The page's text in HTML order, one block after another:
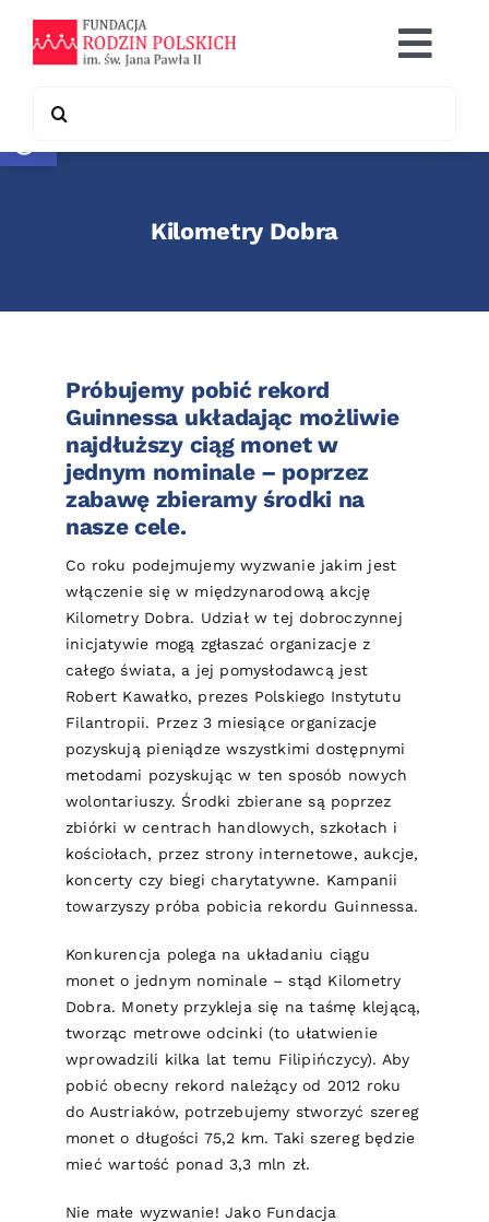
Otwórz pasek narzędzi
content
Co robimy
for:
Kilometry Dobra
Próbujemy pobić rekord
Guinnessa układając możliwie
najdłuższy ciąg monet w
jednym nominale – poprzez
zabawę zbieramy środki na
nasze cele.
Co roku podejmujemy wyzwanie jakim jest
włączenie się w międzynarodową akcję
Kilometry Dobra. Udział w tej dobroczynnej
inicjatywie mogą zgłaszać organizacje z
całego świata, a jej pomysłodawcą jest
Robert Kawałko, prezes Polskiego Instytutu
Filantropii. Przez 3 miesiące organizacje
pozyskują pieniądze wszystkimi dostępnymi
metodami pozyskując w ten sposób nowych
wolontariuszy. Środki zbierane są poprzez
zbiórki w centrach handlowych, szkołach i
kościołach, przez strony internetowe, aukcje,
koncerty czy biegi charytatywne. Kampanii
towarzyszy próba pobicia rekordu Guinnessa.
Konkurencja polega na układaniu ciągu
monet o jednym nominale – stąd Kilometry
Dobra. Monety przykleja się na taśmę klejącą,
tworząc metrowe odcinki (to ułatwienie
wprowadzili kilka lat temu Filipińczycy). Aby
pobić obecny rekord należący od 2012 roku
do Austriaków, potrzebujemy stworzyć szereg
monet o długości 75,2 km. Taki szereg będzie
mieć wartość ponad 3,3 mln zł.
Nie małe wyzwanie! Jako Fundacja